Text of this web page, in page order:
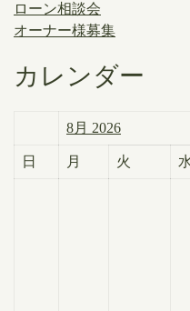
ローン相談会
オーナー様募集
カレンダー
8月 2026
日 月 火